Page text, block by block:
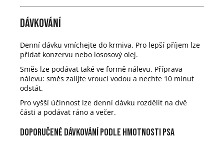
Dávkování
Denní dávku vmíchejte do krmiva. Pro lepší příjem lze
přidat konzervu nebo lososový olej.
Směs lze podávat také ve formě nálevu. Příprava
nálevu: směs zalijte vroucí vodou a nechte 10 minut
odstát.
Pro vyšší účinnost lze denní dávku rozdělit na dvě
části a podávat ráno a večer.
Doporučené dávkování podle hmotnosti psa